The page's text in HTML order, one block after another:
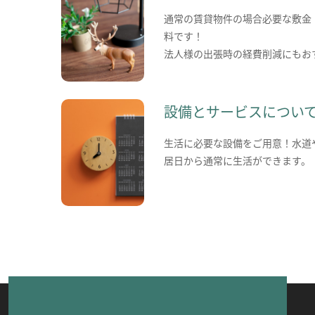
通常の賃貸物件の場合必要な敷
料です！
法人様の出張時の経費削減にもお
設備とサービスについ
生活に必要な設備をご用意！水
居日から通常に生活ができます。